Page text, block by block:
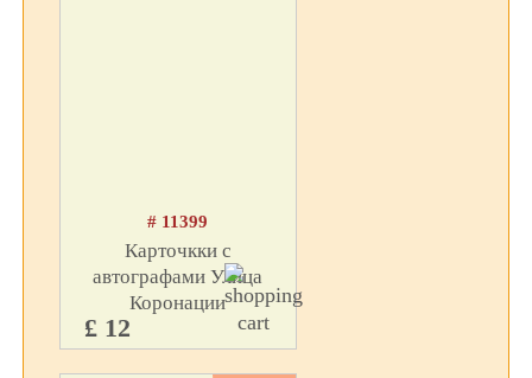
# 11399
Карточкки с
автографами Улица
Коронации
£ 12